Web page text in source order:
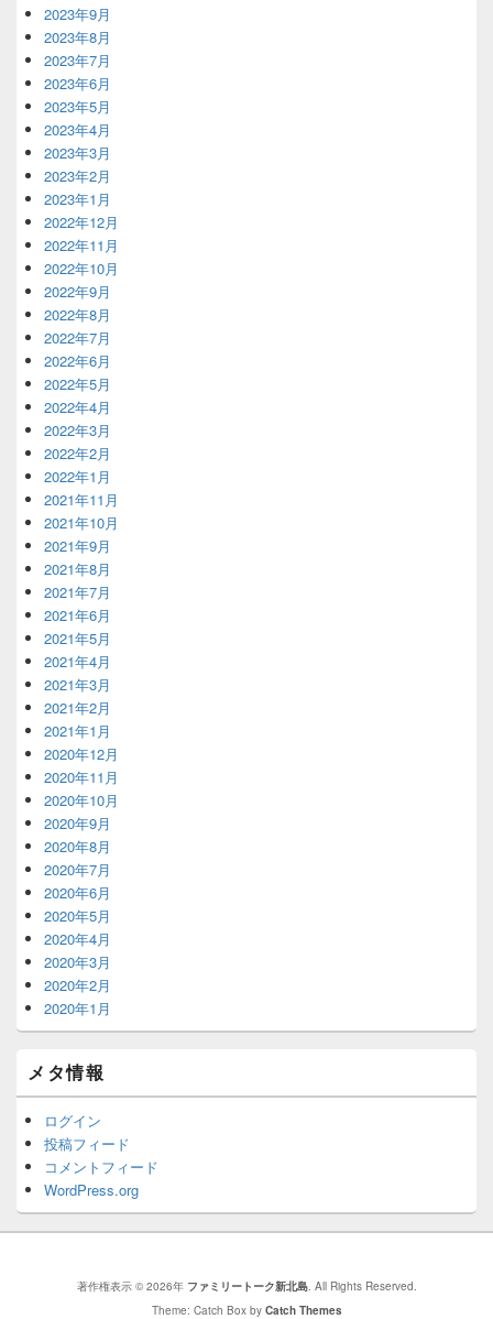
2023年9月
2023年8月
2023年7月
2023年6月
2023年5月
2023年4月
2023年3月
2023年2月
2023年1月
2022年12月
2022年11月
2022年10月
2022年9月
2022年8月
2022年7月
2022年6月
2022年5月
2022年4月
2022年3月
2022年2月
2022年1月
2021年11月
2021年10月
2021年9月
2021年8月
2021年7月
2021年6月
2021年5月
2021年4月
2021年3月
2021年2月
2021年1月
2020年12月
2020年11月
2020年10月
2020年9月
2020年8月
2020年7月
2020年6月
2020年5月
2020年4月
2020年3月
2020年2月
2020年1月
メタ情報
ログイン
投稿フィード
コメントフィード
WordPress.org
著作権表示 © 2026年 ファミリートーク新北島. All Rights Reserved.
Theme: Catch Box by Catch Themes